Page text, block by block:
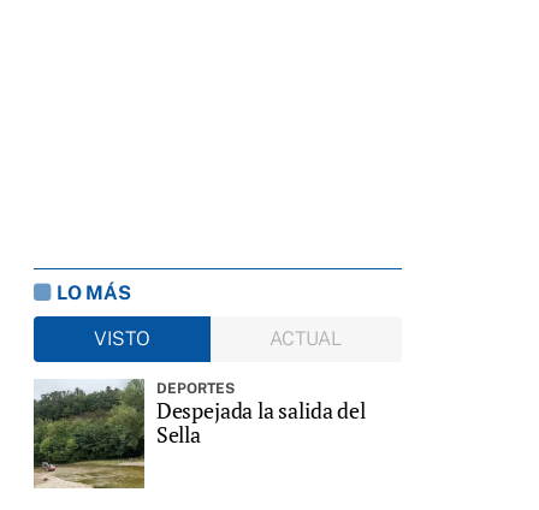
LO MÁS
VISTO
ACTUAL
DEPORTES
Despejada la salida del
Sella